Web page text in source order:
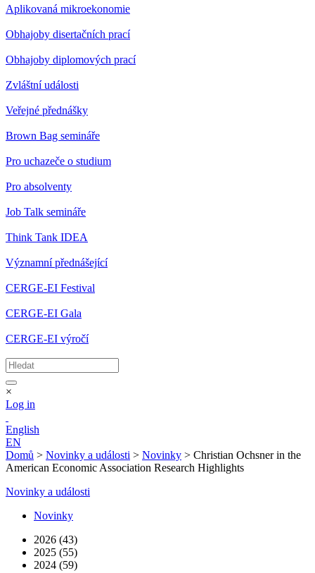
Aplikovaná mikroekonomie
Obhajoby disertačních prací
Obhajoby diplomových prací
Zvláštní události
Veřejné přednášky
Brown Bag semináře
Pro uchazeče o studium
Pro absolventy
Job Talk semináře
Think Tank IDEA
Významní přednášející
CERGE-EI Festival
CERGE-EI Gala
CERGE-EI výročí
×
Log in
English
EN
Domů > Novinky a události > Novinky > Christian Ochsner in the
American Economic Association Research Highlights
Novinky a události
Novinky
2026 (43)
2025 (55)
2024 (59)